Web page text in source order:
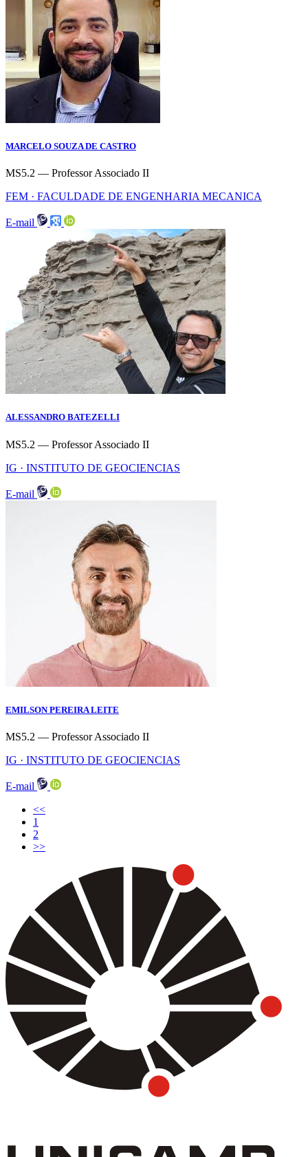
MARCELO SOUZA DE CASTRO
MS5.2 — Professor Associado II
FEM · FACULDADE DE ENGENHARIA MECANICA
E-mail
ALESSANDRO BATEZELLI
MS5.2 — Professor Associado II
IG · INSTITUTO DE GEOCIENCIAS
E-mail
EMILSON PEREIRA LEITE
MS5.2 — Professor Associado II
IG · INSTITUTO DE GEOCIENCIAS
E-mail
<<
1
2
>>